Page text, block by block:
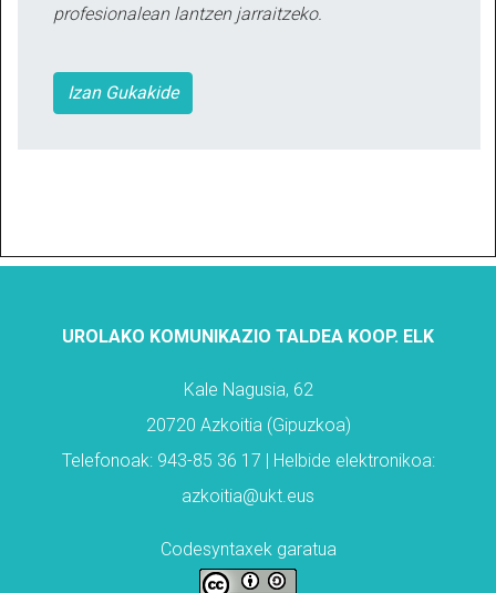
profesionalean lantzen jarraitzeko.
Izan Gukakide
UROLAKO KOMUNIKAZIO TALDEA KOOP. ELK
Kale Nagusia, 62
20720 Azkoitia (Gipuzkoa)
Telefonoak: 943-85 36 17 | Helbide elektronikoa:
azkoitia@ukt.eus
Codesyntaxek garatua